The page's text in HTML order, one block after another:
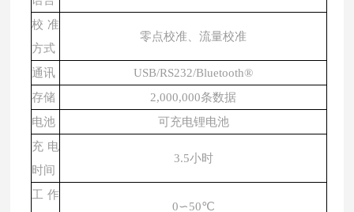
校准
方式
零点校准、流量校准
通讯
USB/RS232/Bluetooth®
存储
2,000,000条数据
电池
可充电锂电池
充电
时间
3.5小时
工作
0∽50℃